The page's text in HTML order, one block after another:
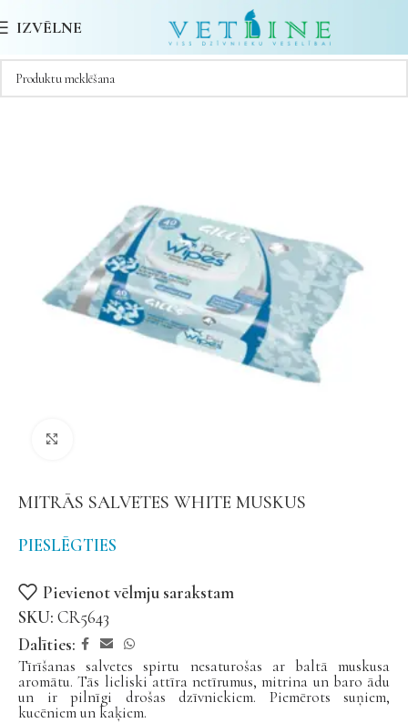
IZVĒLNE
MITRĀS SALVETES WHITE MUSKUS
PIESLĒGTIES
Pievienot vēlmju sarakstam
SKU: CR5643
Dalīties:
Tīrīšanas salvetes spirtu nesaturošas ar baltā muskusa
aromātu. Tās lieliski attīra netīrumus, mitrina un baro ādu
un ir pilnīgi drošas dzīvniekiem. Piemērots suņiem,
kucēniem un kaķiem.